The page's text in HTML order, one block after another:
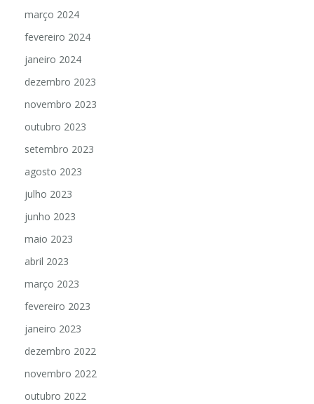
março 2024
fevereiro 2024
janeiro 2024
dezembro 2023
novembro 2023
outubro 2023
setembro 2023
agosto 2023
julho 2023
junho 2023
maio 2023
abril 2023
março 2023
fevereiro 2023
janeiro 2023
dezembro 2022
novembro 2022
outubro 2022